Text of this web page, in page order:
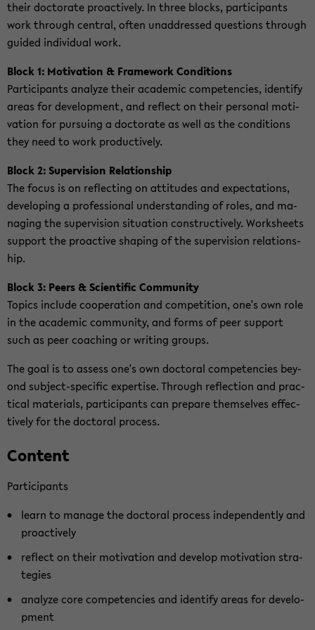
their doc­to­ra­te proac­tive­ly. In three blocks, par­ti­ci­pants
work th­rough cen­tral, often un­ad­dres­sed ques­ti­ons th­rough
gui­ded in­di­vi­du­al work.
Block 1: Mo­ti­va­ti­on & Frame­work Con­di­ti­ons
Par­ti­ci­pants ana­ly­ze their aca­de­mic com­pe­ten­ci­es, iden­ti­fy
areas for de­ve­lo­p­ment, and re­flect on their per­so­nal mo­ti­
va­ti­on for pur­suing a doc­to­ra­te as well as the con­di­ti­ons
they need to work pro­duc­tive­ly.
Block 2: Su­per­vi­si­on Re­la­ti­ons­hip
The focus is on re­flec­ting on at­ti­tu­des and ex­pec­ta­ti­ons,
de­ve­lo­ping a pro­fes­sio­nal un­der­stan­ding of roles, and ma­
na­ging the su­per­vi­si­on si­tua­ti­on con­st­ruc­tive­ly. Works­heets
sup­port the proac­ti­ve sh­aping of the su­per­vi­si­on re­la­ti­ons­
hip.
Block 3: Peers & Sci­en­ti­fic Com­mu­ni­ty
To­pics in­clu­de co­ope­ra­ti­on and com­pe­ti­ti­on, one's own role
in the aca­de­mic com­mu­ni­ty, and forms of peer sup­port
such as peer coa­ching or wri­ting groups.
The goal is to as­sess one's own doc­to­ral com­pe­ten­ci­es bey­
ond subject-​specific ex­per­ti­se. Th­rough re­flec­tion and prac­
ti­cal ma­te­ri­als, par­ti­ci­pants can pre­pa­re them­sel­ves ef­fec­
tive­ly for the doc­to­ral pro­cess.
Con­tent
Par­ti­ci­pants
learn to ma­na­ge the doc­to­ral pro­cess in­de­pendent­ly and
proac­tive­ly
re­flect on their mo­ti­va­ti­on and de­ve­lop mo­ti­va­ti­on stra­
te­gies
ana­ly­ze core com­pe­ten­ci­es and iden­ti­fy areas for de­ve­lo­
p­ment